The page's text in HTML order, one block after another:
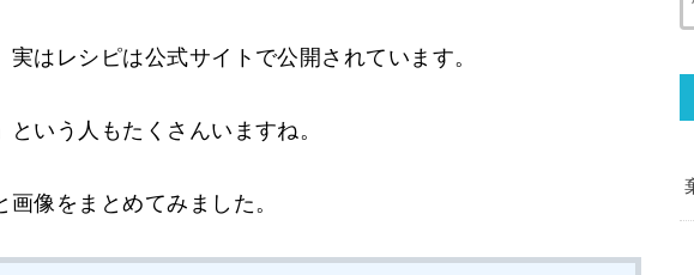
はレシピは公式サイトで公開されています。
いう人もたくさんいますね。
像をまとめてみました。